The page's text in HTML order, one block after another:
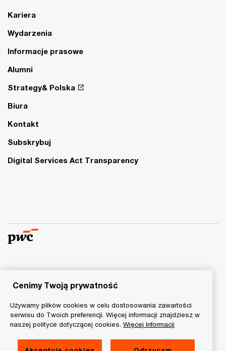
Kariera
Wydarzenia
Informacje prasowe
Alumni
Strategy& Polska
Biura
Kontakt
Subskrybuj
Digital Services Act Transparency
© 2015 - 2026 PwC. Wszelkie prawa zastrzeżone. Nazwa
PwC odnosi się do firm wchodzących w skład sieci PwC, z
informacji na stroniewww.pwc.com/structure.
Informacja o ciasteczkach
Cenimy Twoją prywatność
Używamy plików cookies w celu dostosowania zawartości
serwisu do Twoich preferencji. Więcej informacji znajdziesz w
naszej polityce dotyczącej cookies. Więcej Informacji